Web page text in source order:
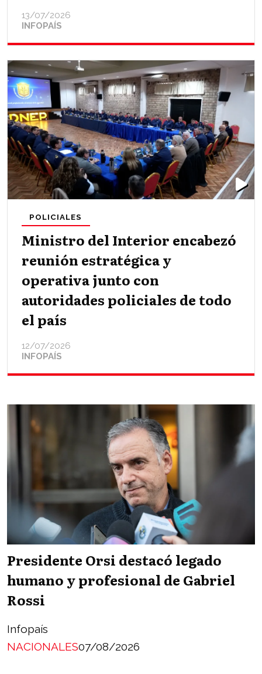
INFOPAÍS
13/07/2026
Ministro del Interior encabezó
reunión estratégica y
operativa junto con
autoridades policiales de todo
el país
INFOPAÍS
POLICIALES
12/07/2026
Presidente Orsi destacó legado
humano y profesional de Gabriel
Rossi
Infopaís
NACIONALES07/08/2026